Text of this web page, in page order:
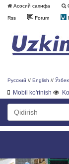
Асосий саҳифа
Rss Forum
Русский // English //
Mobil ko'rinish